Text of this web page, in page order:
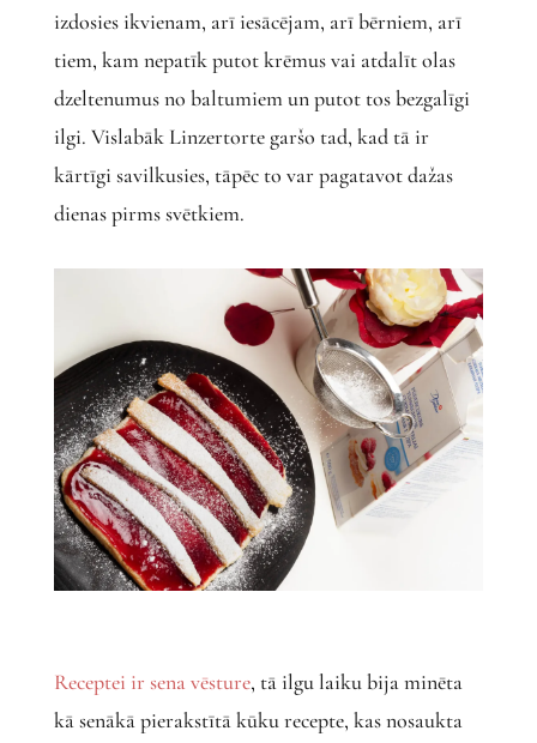
izdosies ikvienam, arī iesācējam, arī bērniem, arī
tiem, kam nepatīk putot krēmus vai atdalīt olas
dzeltenumus no baltumiem un putot tos bezgalīgi
ilgi. Vislabāk Linzertorte garšo tad, kad tā ir
kārtīgi savilkusies, tāpēc to var pagatavot dažas
dienas pirms svētkiem.
Receptei ir sena vēsture, tā ilgu laiku bija minēta
kā senākā pierakstītā kūku recepte, kas nosaukta